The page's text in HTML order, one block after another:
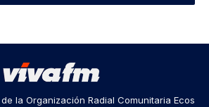
la Organización Radial Comunitaria Ecos